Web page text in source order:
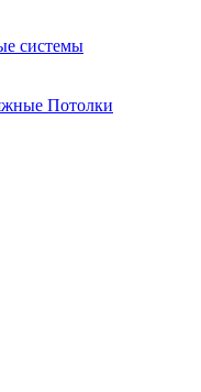
системы
Потолки